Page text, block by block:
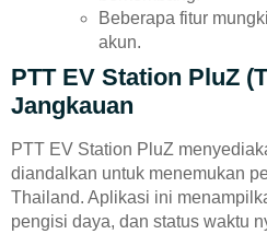
Beberapa fitur
akun.
PTT EV Station PluZ
Jangkauan
PTT EV Station PluZ
diandalkan untuk menemukan
Thailand. Aplikasi ini
pengisi daya, dan status waktu